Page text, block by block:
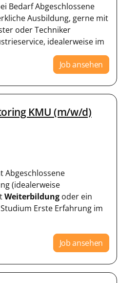
Bedarf Abgeschlossene
Ausbildung, gerne mit
oder Techniker
idealerweise im
Job ansehen
KMU (m/w/d)
Abgeschlossene
(idealerweise
Weiterbildung oder ein
Erste Erfahrung im
Job ansehen